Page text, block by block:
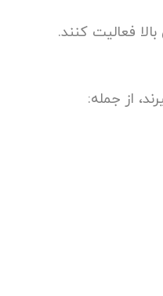
فعالیت کنند.
از جمله: